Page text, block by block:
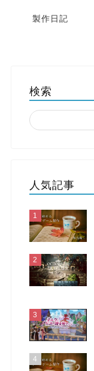
製作日記
検索
人気記事
1
2
3
4